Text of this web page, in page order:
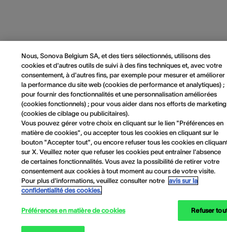
Nous, Sonova Belgium SA, et des tiers sélectionnés, utilisons des
cookies et d'autres outils de suivi à des fins techniques et, avec votre
consentement, à d'autres fins, par exemple pour mesurer et améliorer
la performance du site web (cookies de performance et analytiques) ;
pour fournir des fonctionnalités et une personnalisation améliorées
(cookies fonctionnels) ; pour vous aider dans nos efforts de marketing
(cookies de ciblage ou publicitaires).
Vous pouvez gérer votre choix en cliquant sur le lien "Préférences en
matière de cookies", ou accepter tous les cookies en cliquant sur le
bouton "Accepter tout", ou encore refuser tous les cookies en
sur X. Veuillez noter que refuser les cookies peut entraîner l'absence
de certaines fonctionnalités. Vous avez la possibilité de retirer votre
consentement aux cookies à tout moment au cours de votre visite.
Pour plus d'informations, veuillez consulter notre avis sur la
confidentialité des cookies.
Préférences en matière de cookies Refuser